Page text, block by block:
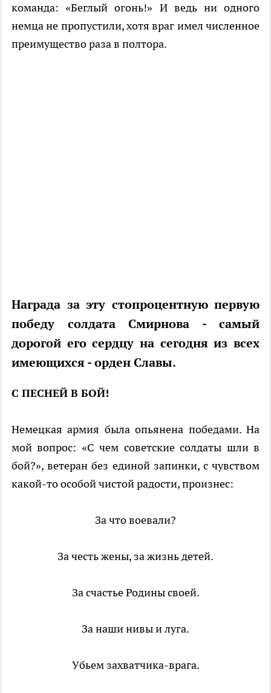
команда: «Беглый огонь!» И ведь ни одного
немца не пропустили, хотя враг имел численное
преимущество раза в полтора.
Награда за эту стопроцентную первую
победу солдата Смирнова - самый
дорогой его сердцу на сегодня из всех
имеющихся - орден Славы.
С ПЕСНЕЙ В БОЙ!
Немецкая армия была опьянена победами. На
мой вопрос: «С чем советские солдаты шли в
бой?», ветеран без единой запинки, с чувством
какой-то особой чистой радости, произнес:
За что воевали?
За честь жены, за жизнь детей.
За счастье Родины своей.
За наши нивы и луга.
Убьем захватчика-врага.